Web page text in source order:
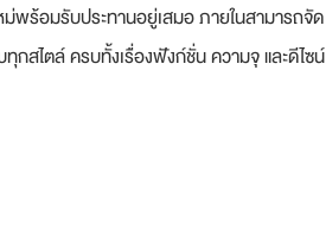
ม่พร้อมรับประทานอยู่เสมอ ภายในสามารถจัด
ทุกสไตล์ ครบทั้งเรื่องฟังก์ชั่น ความจุ และดีไซน์